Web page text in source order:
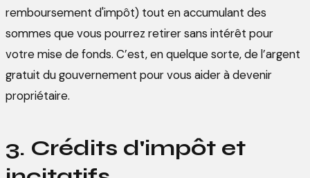
remboursement d'impôt) tout en accumulant des
sommes que vous pourrez retirer sans intérêt pour
votre mise de fonds. C’est, en quelque sorte, de l’argent
gratuit du gouvernement pour vous aider à devenir
propriétaire.
3. Crédits d'impôt et